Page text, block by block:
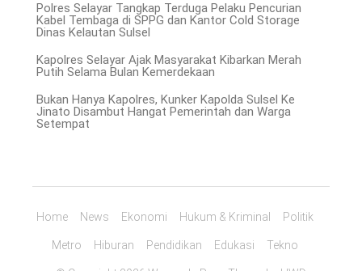
Polres Selayar Tangkap Terduga Pelaku Pencurian
Kabel Tembaga di SPPG dan Kantor Cold Storage
Dinas Kelautan Sulsel
Kapolres Selayar Ajak Masyarakat Kibarkan Merah
Putih Selama Bulan Kemerdekaan
Bukan Hanya Kapolres, Kunker Kapolda Sulsel Ke
Jinato Disambut Hangat Pemerintah dan Warga
Setempat
Home News Ekonomi Hukum & Kriminal Politik
Metro Hiburan Pendidikan Edukasi Tekno